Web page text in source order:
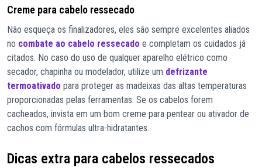
Creme para cabelo ressecado
Não esqueça os finalizadores, eles são sempre excelentes aliados
no combate ao cabelo ressecado e completam os cuidados já
citados. No caso do uso de qualquer aparelho elétrico como
secador, chapinha ou modelador, utilize um defrizante
termoativado para proteger as madeixas das altas temperaturas
proporcionadas pelas ferramentas. Se os cabelos forem
cacheados, invista em um bom creme para pentear ou ativador de
cachos com fórmulas ultra-hidratantes.
Dicas extra para cabelos ressecados